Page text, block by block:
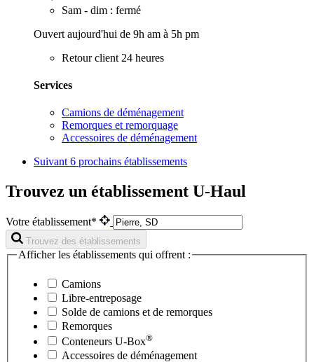
Sam - dim : fermé
Ouvert aujourd'hui de 9h am à 5h pm
Retour client 24 heures
Services
Camions de déménagement
Remorques et remorquage
Accessoires de déménagement
Suivant 6 prochains établissements
Trouvez un établissement U-Haul
Votre établissement*
Trouvez des établissements
Afficher les établissements qui offrent :
Camions
Libre-entreposage
Solde de camions et de remorques
Remorques
Conteneurs U-Box®
Accessoires de déménagement